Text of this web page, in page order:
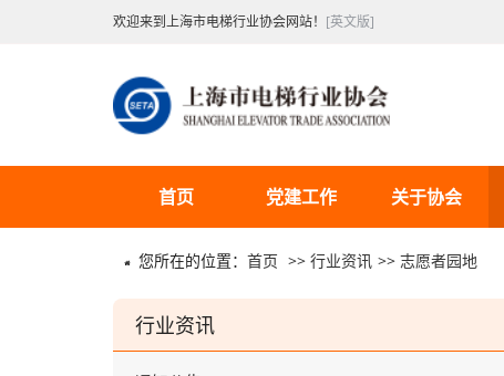
欢迎来到上海市电梯行业协会网站！ [英文版]
首页 党建工作 关于协会
您所在的位置： 首页 >> 行业资讯 >> 志愿者园地
行业资讯